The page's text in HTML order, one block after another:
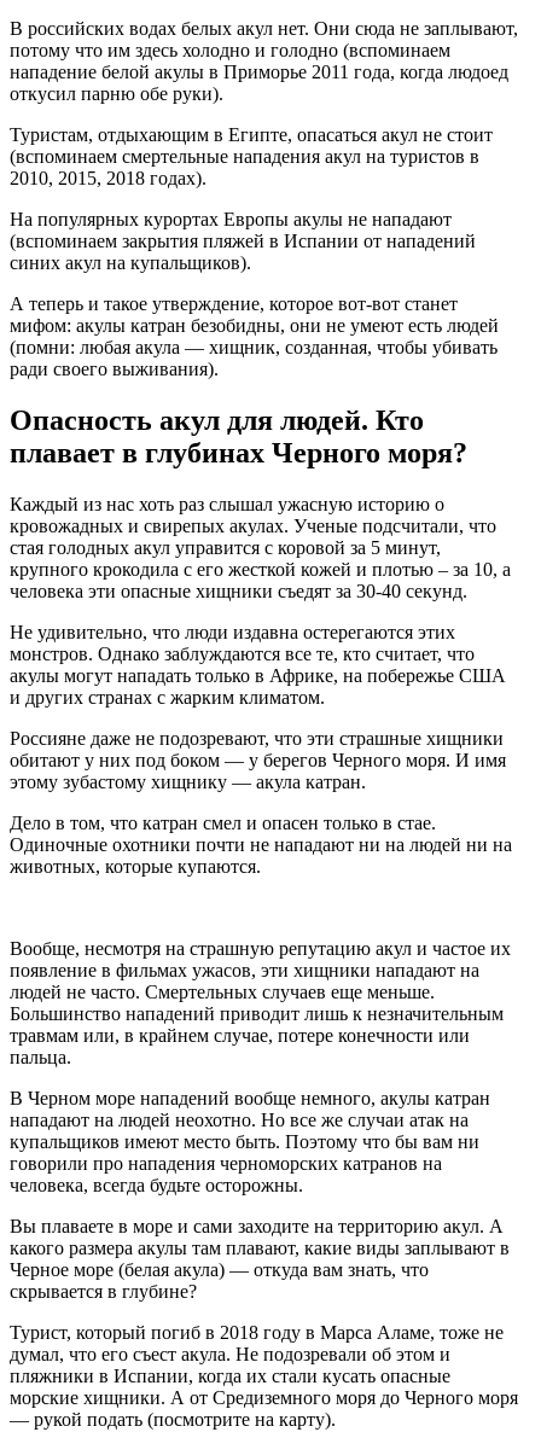
В российских водах белых акул нет. Они сюда не заплывают,
потому что им здесь холодно и голодно (вспоминаем
нападение белой акулы в Приморье 2011 года, когда людоед
откусил парню обе руки).
Туристам, отдыхающим в Египте, опасаться акул не стоит
(вспоминаем смертельные нападения акул на туристов в
2010, 2015, 2018 годах).
На популярных курортах Европы акулы не нападают
(вспоминаем закрытия пляжей в Испании от нападений
синих акул на купальщиков).
А теперь и такое утверждение, которое вот-вот станет
мифом: акулы катран безобидны, они не умеют есть людей
(помни: любая акула — хищник, созданная, чтобы убивать
ради своего выживания).
Опасность акул для людей. Кто
плавает в глубинах Черного моря?
Каждый из нас хоть раз слышал ужасную историю о
кровожадных и свирепых акулах. Ученые подсчитали, что
стая голодных акул управится с коровой за 5 минут,
крупного крокодила с его жесткой кожей и плотью – за 10, а
человека эти опасные хищники съедят за 30-40 секунд.
Не удивительно, что люди издавна остерегаются этих
монстров. Однако заблуждаются все те, кто считает, что
акулы могут нападать только в Африке, на побережье США
и других странах с жарким климатом.
Россияне даже не подозревают, что эти страшные хищники
обитают у них под боком — у берегов Черного моря. И имя
этому зубастому хищнику — акула катран.
Дело в том, что катран смел и опасен только в стае.
Одиночные охотники почти не нападают ни на людей ни на
животных, которые купаются.
Вообще, несмотря на страшную репутацию акул и частое их
появление в фильмах ужасов, эти хищники нападают на
людей не часто. Смертельных случаев еще меньше.
Большинство нападений приводит лишь к незначительным
травмам или, в крайнем случае, потере конечности или
пальца.
В Черном море нападений вообще немного, акулы катран
нападают на людей неохотно. Но все же случаи атак на
купальщиков имеют место быть. Поэтому что бы вам ни
говорили про нападения черноморских катранов на
человека, всегда будьте осторожны.
Вы плаваете в море и сами заходите на территорию акул. А
какого размера акулы там плавают, какие виды заплывают в
Черное море (белая акула) — откуда вам знать, что
скрывается в глубине?
Турист, который погиб в 2018 году в Марса Аламе, тоже не
думал, что его съест акула. Не подозревали об этом и
пляжники в Испании, когда их стали кусать опасные
морские хищники. А от Средиземного моря до Черного моря
— рукой подать (посмотрите на карту).